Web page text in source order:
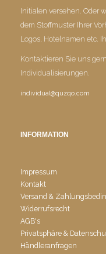
Initialen versehen. Oder
dem Stoffmuster Ihrer
Logos, Hotelnamen etc.
Kontaktieren Sie uns
Individualisierungen.
individual@quzqo.com
INFORMATION
Impressum
Kontakt
Versand &
Widerrufsrecht
AGB's
Privatsphäre &
Händleranfragen